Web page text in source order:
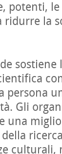
potenti,
ridurre la
persona
Gli
una
della